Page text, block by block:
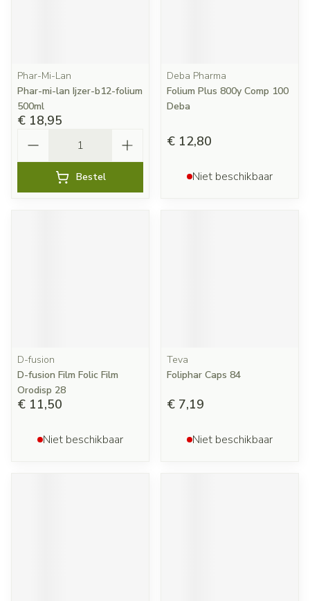
Phar-Mi-Lan
Phar-mi-lan Ijzer-b12-folium
500ml
€ 18,95
Bestel
Deba Pharma
Folium Plus 800y Comp 100
Deba
€ 12,80
Niet beschikbaar
D-fusion
D-fusion Film Folic Film
Orodisp 28
€ 11,50
Niet beschikbaar
Teva
Foliphar Caps 84
€ 7,19
Niet beschikbaar